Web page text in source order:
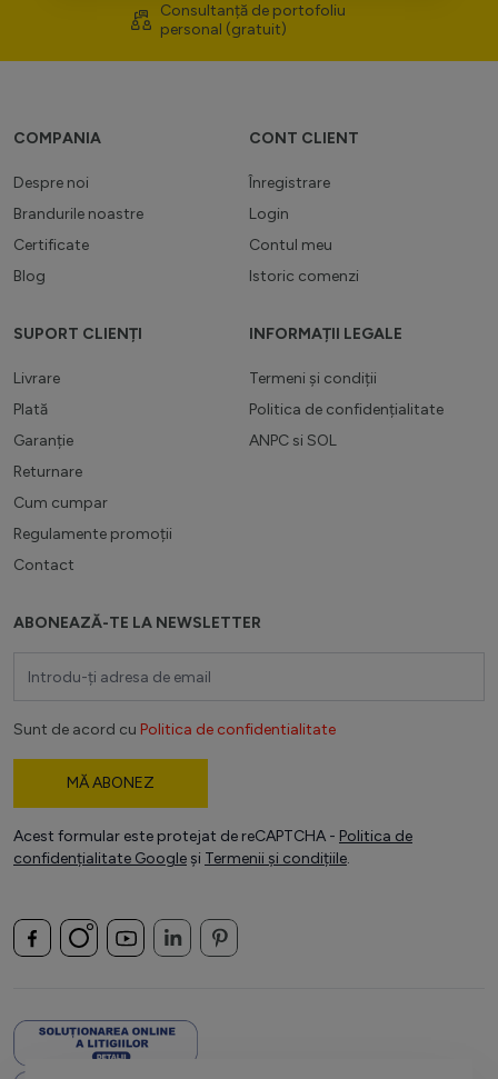
Consultanță de portofoliu
personal (gratuit)
COMPANIA
Despre noi
Brandurile noastre
Certificate
Blog
CONT CLIENT
Înregistrare
Login
Contul meu
Istoric comenzi
SUPORT CLIENȚI
Livrare
Plată
Garanție
Returnare
Cum cumpar
Regulamente promoții
Contact
INFORMAȚII LEGALE
Termeni și condiții
Politica de confidențialitate
ANPC si SOL
ABONEAZĂ-TE LA NEWSLETTER
Sunt de acord cu Politica de confidentialitate
MĂ ABONEZ
Acest formular este protejat de reCAPTCHA - Politica de
confidențialitate Google și Termenii și condițiile.